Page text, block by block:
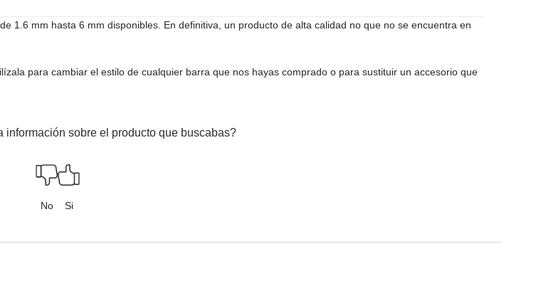
1.6 mm hasta 6 mm disponibles. En definitiva, un producto de alta calidad no que no se encuentra en
para cambiar el estilo de cualquier barra que nos hayas comprado o para sustituir un accesorio que
información sobre el producto que buscabas?
No Si